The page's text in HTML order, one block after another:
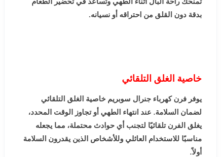
بدقة دون القلق من احتراقه أو نسيانه.
خاصية الغلق التلقائي
يوفر فرن كهرباء جنرال سوبريم خاصية الغلق التلقائي
لضمان السلامة. عند انتهاء الطهي أو تجاوز الوقت المحدد،
يغلق الفرن تلقائيًا لتجنب أي حوادث محتملة، مما يجعله
مناسبًا للاستخدام العائلي وللأشخاص الذين يقدرون السلامة
أولاً.